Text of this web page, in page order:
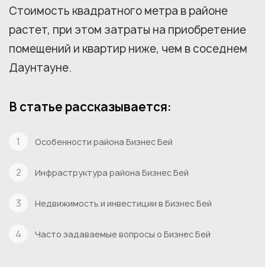
Стоимость квадратного метра в районе
растет, при этом затраты на приобретение
помещений и квартир ниже, чем в соседнем
Даунтауне.
В статье рассказывается:
Особенности района Бизнес Бей
Инфраструктура района Бизнес Бей
Недвижимость и инвестиции в Бизнес Бей
Часто задаваемые вопросы о Бизнес Бей